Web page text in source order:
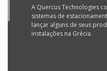
A Quercus Technologies
sistemas de
lançar alguns de seus
instalações na Grécia.